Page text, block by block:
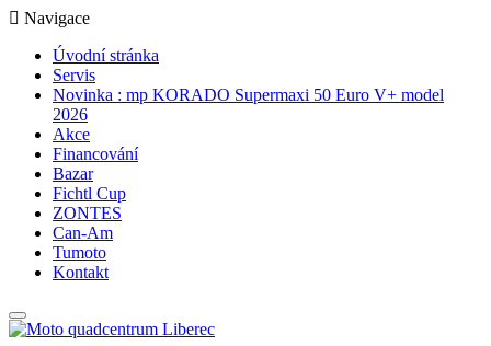
Navigace
Úvodní stránka
Servis
Novinka : mp KORADO Supermaxi 50 Euro V+ model
2026
Akce
Financování
Bazar
Fichtl Cup
ZONTES
Can-Am
Tumoto
Kontakt